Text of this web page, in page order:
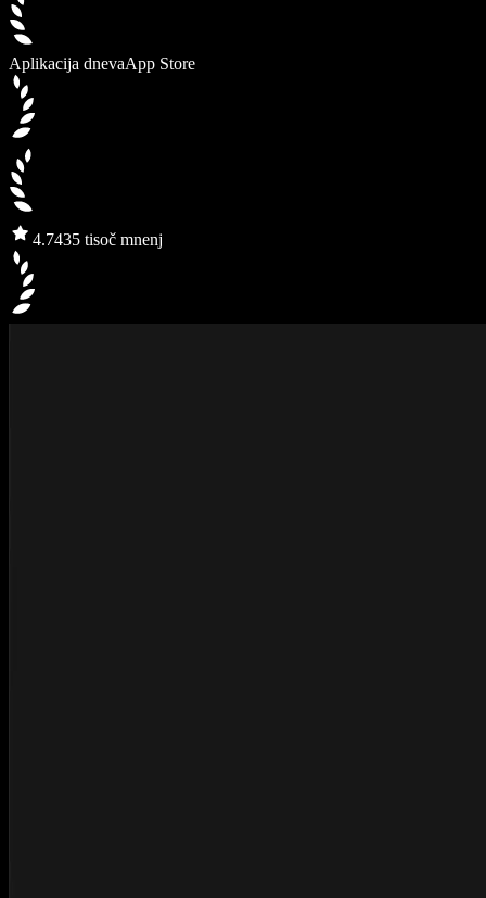
Aplikacija dnevaApp Store
4.7435 tisoč mnenj